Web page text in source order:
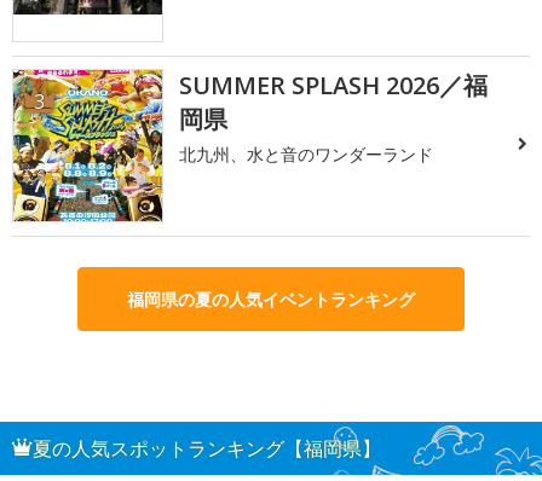
3
SUMMER SPLASH 2026／福
岡県
北九州、水と音のワンダーランド
福岡県の夏の人気イベントランキング
夏の人気スポットランキング【福岡県】